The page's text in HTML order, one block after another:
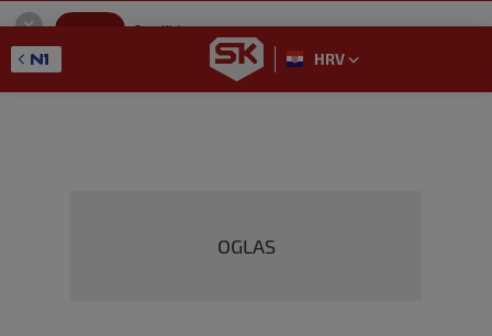
SportKlub
GET - On the Google Play
HRV
OGLAS